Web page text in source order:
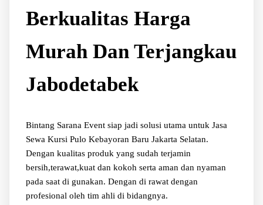
Berkualitas Harga
Murah Dan Terjangkau
Jabodetabek
Bintang Sarana Event siap jadi solusi utama untuk Jasa
Sewa Kursi Pulo Kebayoran Baru Jakarta Selatan.
Dengan kualitas produk yang sudah terjamin
bersih,terawat,kuat dan kokoh serta aman dan nyaman
pada saat di gunakan. Dengan di rawat dengan
profesional oleh tim ahli di bidangnya.